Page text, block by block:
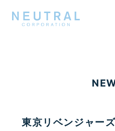
東京リベンジャー